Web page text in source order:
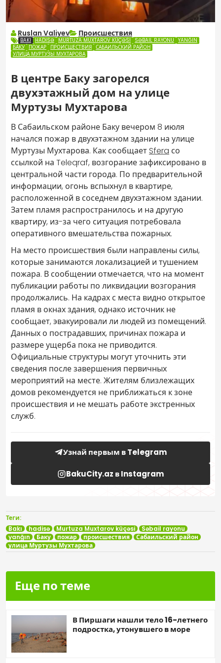
Ruslan Valiyev Происшествия
BAKI HADISƏ MURTUZA MUXTAROV KÜÇƏSI SƏBAIL RAYONU YANĞIN
БАКУ ПОЖАР ПРОИСШЕСТВИЯ САБАИЛЬСКИЙ РАЙОН
УЛИЦА МУРТУЗЫ МУХТАРОВА
В центре Баку загорелся
двухэтажный дом на улице
Муртузы Мухтарова
В Сабаильском районе Баку вечером 8 июля
начался пожар в двухэтажном здании на улице
Муртузы Мухтарова. Как сообщает Sfera со
ссылкой на Teleqraf, возгорание зафиксировано в
центральной части города. По предварительной
информации, огонь вспыхнул в квартире,
расположенной в соседнем двухэтажном здании.
Затем пламя распространилось и на другую
квартиру, из-за чего ситуация потребовала
оперативного вмешательства пожарных.
На место происшествия были направлены силы,
которые занимаются локализацией и тушением
пожара. В сообщении отмечается, что на момент
публикации работы по ликвидации возгорания
продолжались. На кадрах с места видно открытое
пламя в окнах здания, однако источник не
сообщает, эвакуировали ли людей из помещений.
Данных о пострадавших, причинах пожара и
размере ущерба пока не приводится.
Официальные структуры могут уточнить эти
сведения после завершения первичных
мероприятий на месте. Жителям близлежащих
домов рекомендуется не приближаться к зоне
происшествия и не мешать работе экстренных
служб.
Узнай первым в Telegram
BakuCity.az в Instagram
Теги:
Bakı
hadisə Murtuza Muxtarov küçəsi
Səbail rayonu
yanğın
Баку пожар происшествия
Сабаильский район
улица Муртузы Мухтарова
Еще по теме
В Пиршаги нашли тело 16-летнего
подростка, утонувшего в море